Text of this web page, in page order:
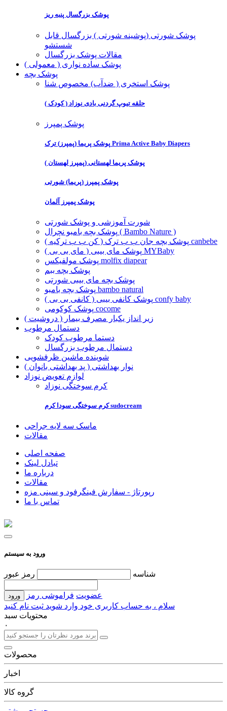
پوشک بزرگسال پنبه ریز
پوشک شورتی (پوشینه شورتی ) بزرگسال قابل
شستشو
مقالات پوشک بزرگسال
پوشک ساده نواری ( معمولی )
پوشک بچه
پوشک استخری ( ضدآب) مخصوص شنا
حلقه تیوپ گردنی بادی نوزاد ( کودک )
پوشک پمپرز
پوشک پریما (پمپرز) ترک Prima Active Baby Diapers
پوشک پریما لهستانی (پمپرز لهستان )
پوشک پمپرز (پریما) شورتی
پوشک پمپرز آلمان
شورت آموزشی و پوشک شورتی
پوشک بچه بامبو نچرال ( Bambo Nature )
پوشک بچه جان ب ب ترک ( کن ب ب ترکیه ) canbebe
پوشک مای بیبی ( مای بی بی ) MYBaby
پوشک مولفیکس molfix diapear
پوشک بچه ببم
پوشک بچه مای بیبی شورتی
پوشک بچه بامبو bambo natural
پوشک کانفی بیبی ( کانفی بی بی ) confy baby
پوشک کوکومی cocome
زیر انداز یکبار مصرف بیمار ( دروشیت )
دستمال مرطوب
دستما مرطوب کودک
دستمال مرطوب بزرگسال
شوینده ماشین ظرفشویی
نوار بهداشتی ( پد بهداشتی بانوان )
لوازم تعویض نوزاد
کرم سوختگی نوزاد
کرم سوختگی سودا کرم sudocream
ماسک سه لایه جراحی
مقالات
صفحه اصلی
تبادل لینک
درباره ما
مقالات
رپورتاژ - سفارش فینگرفود و سینی مزه
تماس با ما
ورود به سیستم
شناسه رمز عبور
عضویت فراموشی رمز
سلام ، به حساب کاربری خود وارد شوید ثبت نام کنید
محتویات سبد
۰
محصولات
اخبار
گروه کالا